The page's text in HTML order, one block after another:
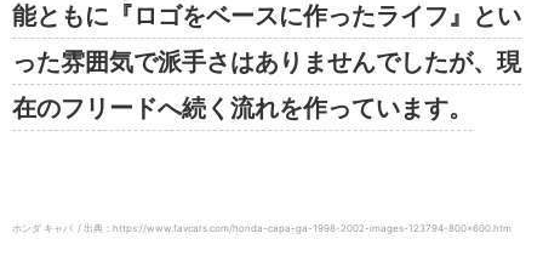
能ともに『ロゴをベースに作ったライフ』とい
った雰囲気で派手さはありませんでしたが、現
在のフリードへ続く流れを作っています。
ホンダ キャパ / 出典：https://www.favcars.com/honda-capa-ga-1998-2002-images-123794-800×600.htm